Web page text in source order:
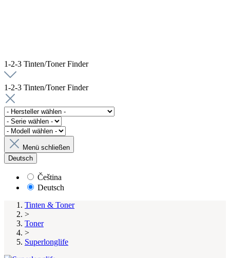
1-2-3 Tinten/Toner Finder
1-2-3 Tinten/Toner Finder
Menü schließen
Deutsch
Čeština
Deutsch
Tinten & Toner
>
Toner
>
Superlonglife